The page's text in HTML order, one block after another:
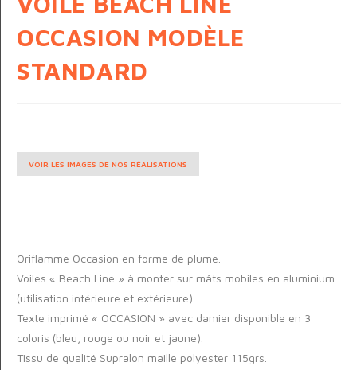
OCCASION MODÈLE
STANDARD
VOIR LES IMAGES DE NOS RÉALISATIONS
Oriflamme Occasion en forme de plume.
Voiles « Beach Line » à monter sur mâts mobiles en aluminium
(utilisation intérieure et extérieure).
Texte imprimé « OCCASION » avec damier disponible en 3
coloris (bleu, rouge ou noir et jaune).
Tissu de qualité Supralon maille polyester 115grs.